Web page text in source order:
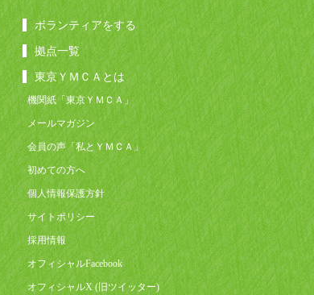
ボランティアをする
拠点一覧
東京ＹＭＣＡとは
機関紙「東京ＹＭＣＡ」
メールマガジン
会員の声「私とＹＭＣＡ」
初めての方へ
個人情報保護方針
サイトポリシー
採用情報
オフィシャルFacebook
オフィシャルX (旧ツイッター)